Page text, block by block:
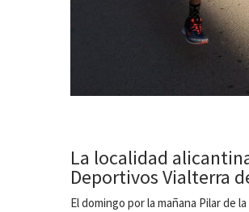
La localidad
Deportivos Vialterra
El domingo por la mañana Pilar de